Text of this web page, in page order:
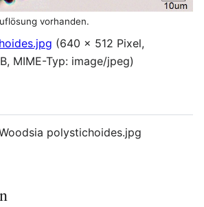
vorhanden.
(640 × 512 Pixel,
MIME-Typ: image/jpeg)
polystichoides.jpg